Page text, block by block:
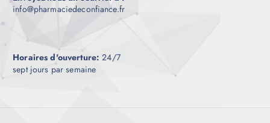
info@pharmaciedeconfiance.fr
Horaires d'ouverture: 24/7
sept jours par semaine